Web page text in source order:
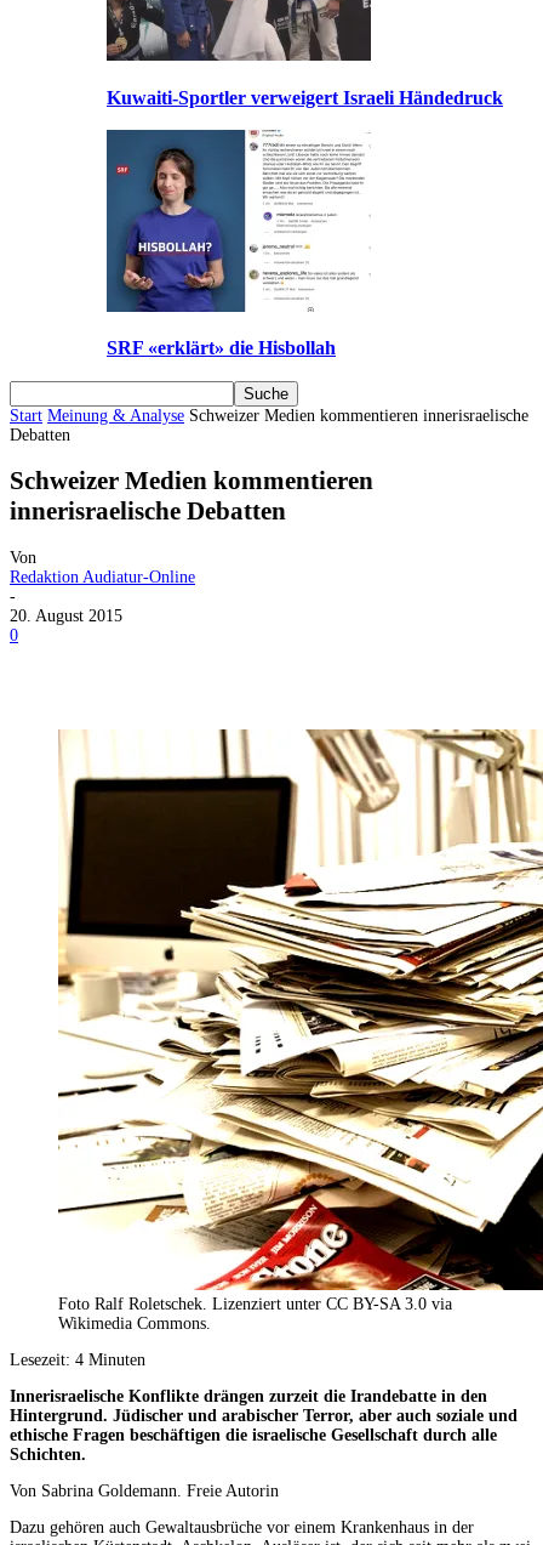
Kuwaiti-Sportler verweigert Israeli Händedruck
SRF «erklärt» die Hisbollah
Start Meinung & Analyse Schweizer Medien kommentieren innerisraelische
Debatten
Schweizer Medien kommentieren
innerisraelische Debatten
Von
Redaktion Audiatur-Online
-
20. August 2015
0
Foto Ralf Roletschek. Lizenziert unter CC BY-SA 3.0 via
Wikimedia Commons.
Lesezeit: 4 Minuten
Innerisraelische Konflikte drängen zurzeit die Irandebatte in den
Hintergrund. Jüdischer und arabischer Terror, aber auch soziale und
ethische Fragen beschäftigen die israelische Gesellschaft durch alle
Schichten.
Von Sabrina Goldemann. Freie Autorin
Dazu gehören auch Gewaltausbrüche vor einem Krankenhaus in der